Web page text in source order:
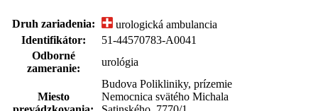
Druh zariadenia:
urologická ambulancia
Identifikátor:
51-44570783-A0041
Odborné
zameranie:
urológia
Miesto
Budova Polikliniky, prízemie
Nemocnica svätého Michala